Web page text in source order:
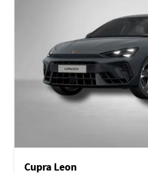
Cupra Leon